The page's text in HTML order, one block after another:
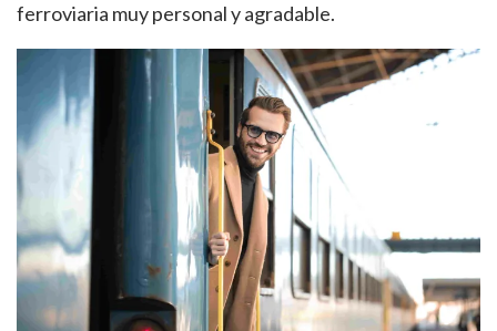
ferroviaria muy personal y agradable.